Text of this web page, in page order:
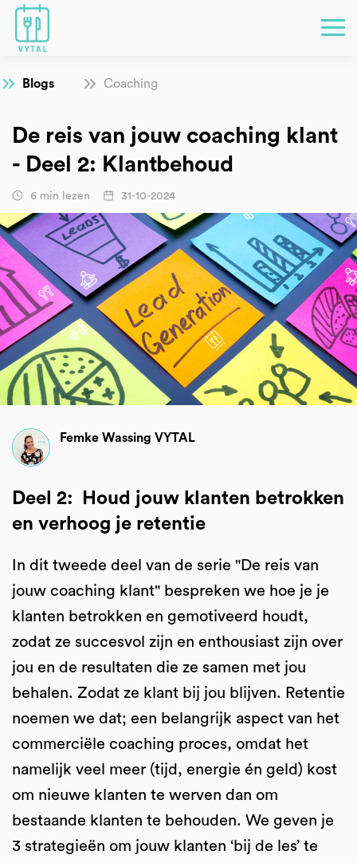
Blogs Coaching
De reis van jouw coaching klant
- Deel 2: Klantbehoud
6 min lezen 31-10-2024
Femke Wassing VYTAL
Deel 2: Houd jouw klanten betrokken
en verhoog je retentie
In dit tweede deel van de serie "De reis van
jouw coaching klant" bespreken we hoe je je
klanten betrokken en gemotiveerd houdt,
zodat ze succesvol zijn en enthousiast zijn over
jou en de resultaten die ze samen met jou
behalen. Zodat ze klant bij jou blijven. Retentie
noemen we dat; een belangrijk aspect van het
commerciële coaching proces, omdat het
namelijk veel meer (tijd, energie én geld) kost
om nieuwe klanten te werven dan om
bestaande klanten te behouden. We geven je
3 strategieën om jouw klanten ‘bij de les’ te